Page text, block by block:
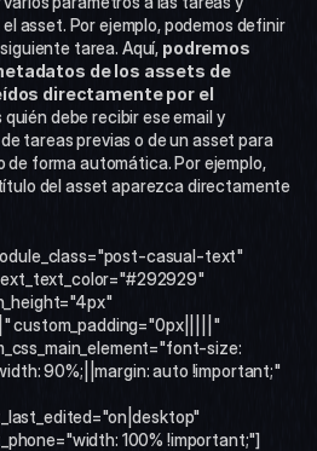
asset. Por ejemplo, podemos definir
tarea. Aquí, podremos
de los assets de
directamente por el
debe recibir ese email y
tareas previas o de un asset para
de forma automática. Por ejemplo,
del asset aparezca directamente
casual-text"
custom_padding="0px|||||"
size:
90%;||margin: auto !important;"
100% !important;"]